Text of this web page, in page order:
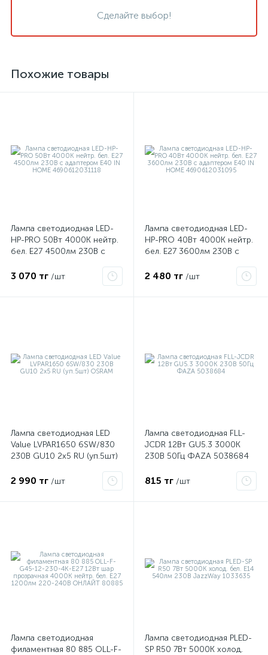
Сделайте выбор!
Похожие товары
Лампа светодиодная LED-
HP-PRO 50Вт 4000К нейтр.
бел. E27 4500лм 230В с
4690612031118
3 070 тг /шт
Лампа светодиодная LED-
HP-PRO 40Вт 4000К нейтр.
бел. E27 3600лм 230В с
4690612031095
2 480 тг /шт
Лампа светодиодная LED
Value LVPAR1650 6SW/830
230В GU10 2х5 RU (уп.5шт)
2 990 тг /шт
Лампа светодиодная FLL-
JCDR 12Вт GU5.3 3000К
230В 50Гц ФАZА 5038684
815 тг /шт
Лампа светодиодная
филаментная 80 885 OLL-F-
Лампа светодиодная PLED-
SP R50 7Вт 5000К холод.